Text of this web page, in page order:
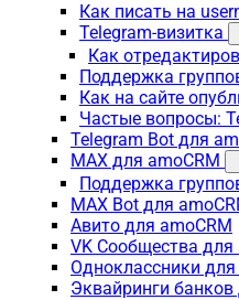
Как писать на
Telegram-визитка
Как
Поддержка
Как на сайте
Частые вопросы:
Telegram Bot для
MAX для amoCRM
Поддержка
MAX Bot для
Авито для amoCRM
VK Сообщества для
Одноклассники для
Эквайринги банков